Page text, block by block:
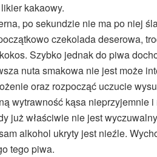
kakaowy.
po sekundzie nie ma po niej
czekolada deserowa,
Szybko jednak do piwa
nuta smakowa nie jest może
oraz rozpocząć uczucie
wytrawność kąsa nieprzyjemnie
już właściwie nie jest
alkohol ukryty jest nieźle.
tego piwa.